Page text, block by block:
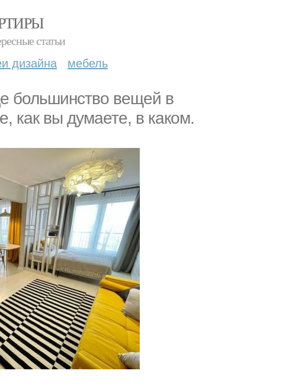
статьи
дизайна мебель
большинство вещей в
как вы думаете, в каком.